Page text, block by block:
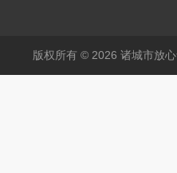
版权所有 © 2026 诸城市放